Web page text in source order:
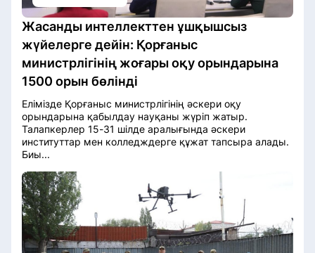
Жасанды интеллекттен ұшқышсыз
жүйелерге дейін: Қорғаныс
министрлігінің жоғары оқу орындарына
1500 орын бөлінді
Елімізде Қорғаныс министрлігінің әскери оқу
орындарына қабылдау науқаны жүріп жатыр.
Талапкерлер 15-31 шілде аралығында әскери
институттар мен колледждерге құжат тапсыра алады.
Биы...